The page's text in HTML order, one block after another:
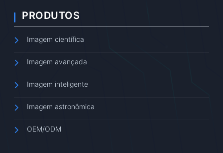
PRODUTOS
Imagem científica
Imagem avançada
Imagem inteligente
Imagem astronômica
OEM/ODM